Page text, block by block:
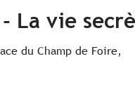
- La vie
du Champ de Foire,